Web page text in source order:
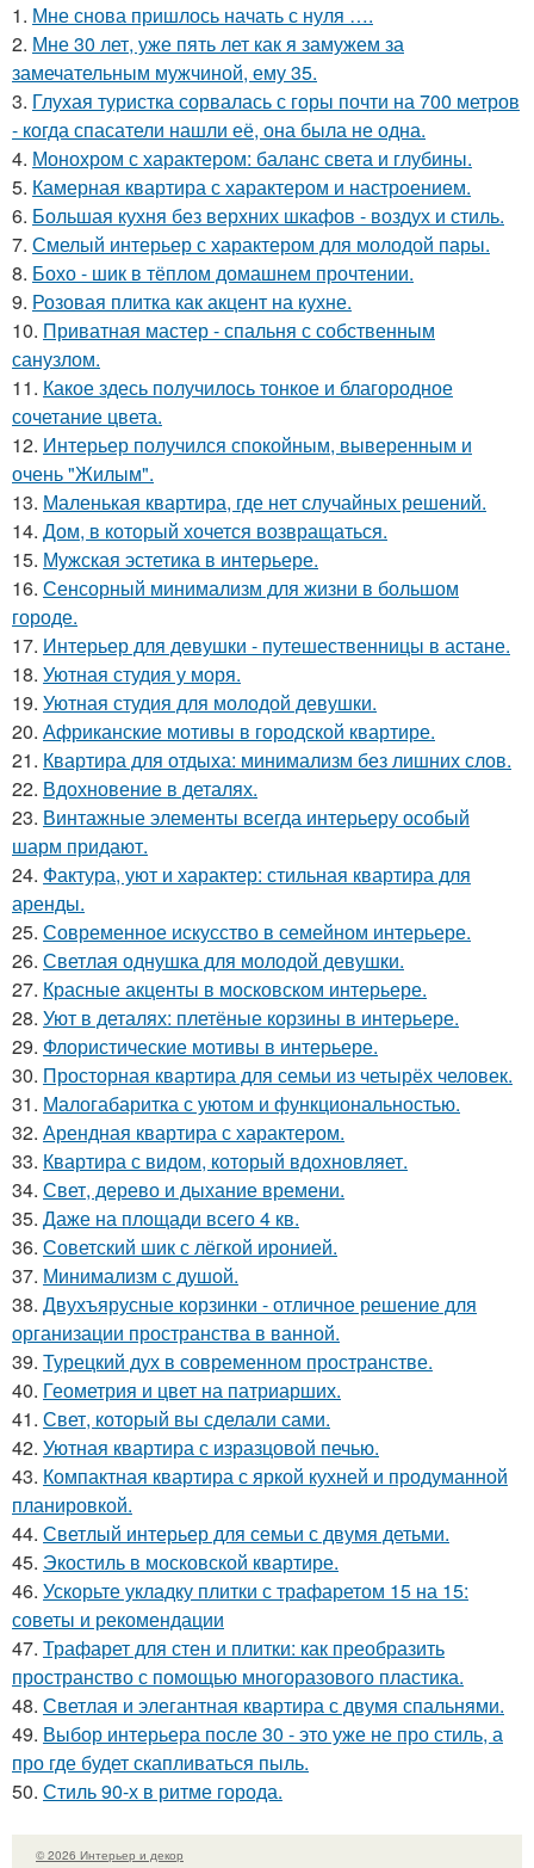
1. Мне снова пришлось начать с нуля ….
2. Мне 30 лет, уже пять лет как я замужем за
замечательным мужчиной, ему 35.
3. Глухая туристка сорвалась с горы почти на 700 метров
- когда спасатели нашли её, она была не одна.
4. Монохром с характером: баланс света и глубины.
5. Камерная квартира с характером и настроением.
6. Большая кухня без верхних шкафов - воздух и стиль.
7. Смелый интерьер с характером для молодой пары.
8. Бохо - шик в тёплом домашнем прочтении.
9. Розовая плитка как акцент на кухне.
10. Приватная мастер - спальня с собственным
санузлом.
11. Какое здесь получилось тонкое и благородное
сочетание цвета.
12. Интерьер получился спокойным, выверенным и
очень "Жилым".
13. Маленькая квартира, где нет случайных решений.
14. Дом, в который хочется возвращаться.
15. Мужская эстетика в интерьере.
16. Сенсорный минимализм для жизни в большом
городе.
17. Интерьер для девушки - путешественницы в астане.
18. Уютная студия у моря.
19. Уютная студия для молодой девушки.
20. Африканские мотивы в городской квартире.
21. Квартира для отдыха: минимализм без лишних слов.
22. Вдохновение в деталях.
23. Винтажные элементы всегда интерьеру особый
шарм придают.
24. Фактура, уют и характер: стильная квартира для
аренды.
25. Современное искусство в семейном интерьере.
26. Светлая однушка для молодой девушки.
27. Красные акценты в московском интерьере.
28. Уют в деталях: плетёные корзины в интерьере.
29. Флористические мотивы в интерьере.
30. Просторная квартира для семьи из четырёх человек.
31. Малогабаритка с уютом и функциональностью.
32. Арендная квартира с характером.
33. Квартира с видом, который вдохновляет.
34. Свет, дерево и дыхание времени.
35. Даже на площади всего 4 кв.
36. Советский шик с лёгкой иронией.
37. Минимализм с душой.
38. Двухъярусные корзинки - отличное решение для
организации пространства в ванной.
39. Турецкий дух в современном пространстве.
40. Геометрия и цвет на патриарших.
41. Свет, который вы сделали сами.
42. Уютная квартира с изразцовой печью.
43. Компактная квартира с яркой кухней и продуманной
планировкой.
44. Светлый интерьер для семьи с двумя детьми.
45. Экостиль в московской квартире.
46. Ускорьте укладку плитки с трафаретом 15 на 15:
советы и рекомендации
47. Трафарет для стен и плитки: как преобразить
пространство с помощью многоразового пластика.
48. Светлая и элегантная квартира с двумя спальнями.
49. Выбор интерьера после 30 - это уже не про стиль, а
про где будет скапливаться пыль.
50. Стиль 90-х в ритме города.
© 2026 Интерьер и декор